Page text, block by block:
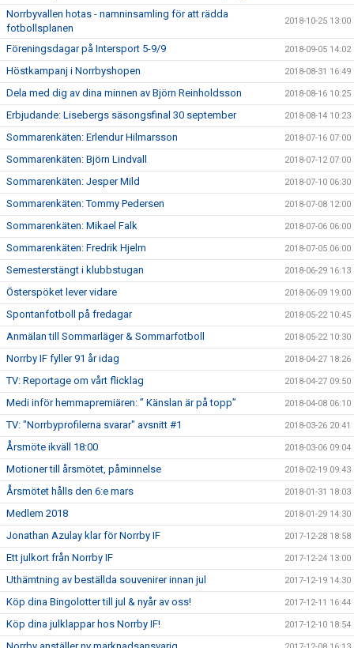
Norrbyvallen hotas - namninsamling för att rädda
fotbollsplanen
2018-10-25 13:00
Föreningsdagar på Intersport 5-9/9 2018-09-05 14:02
Höstkampanj i Norrbyshopen 2018-08-31 16:49
Dela med dig av dina minnen av Björn Reinholdsson 2018-08-16 10:25
Erbjudande: Lisebergs säsongsfinal 30 september 2018-08-14 10:23
Sommarenkäten: Erlendur Hilmarsson 2018-07-16 07:00
Sommarenkäten: Björn Lindvall 2018-07-12 07:00
Sommarenkäten: Jesper Mild 2018-07-10 06:30
Sommarenkäten: Tommy Pedersen 2018-07-08 12:00
Sommarenkäten: Mikael Falk 2018-07-06 06:00
Sommarenkäten: Fredrik Hjelm 2018-07-05 06:00
Semesterstängt i klubbstugan 2018-06-29 16:13
Österspöket lever vidare 2018-06-09 19:00
Spontanfotboll på fredagar 2018-05-22 10:45
Anmälan till Sommarläger & Sommarfotboll 2018-05-22 10:30
Norrby IF fyller 91 år idag 2018-04-27 18:26
TV: Reportage om vårt flicklag 2018-04-27 09:50
Medi inför hemmapremiären: ” Känslan är på topp” 2018-04-08 06:10
TV: "Norrbyprofilerna svarar" avsnitt #1 2018-03-26 20:41
Årsmöte ikväll 18:00 2018-03-06 09:04
Motioner till årsmötet, påminnelse 2018-02-19 09:43
Årsmötet hålls den 6:e mars 2018-01-31 18:03
Medlem 2018 2018-01-29 14:30
Jonathan Azulay klar för Norrby IF 2017-12-28 18:58
Ett julkort från Norrby IF 2017-12-24 13:00
Uthämtning av beställda souvenirer innan jul 2017-12-19 14:30
Köp dina Bingolotter till jul & nyår av oss! 2017-12-11 16:44
Köp dina julklappar hos Norrby IF! 2017-12-10 18:54